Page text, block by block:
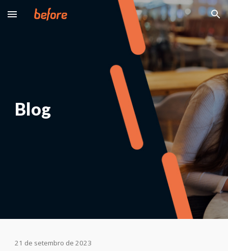
Skip to main content Skip to navigation
Blog
21 de setembro de 2023